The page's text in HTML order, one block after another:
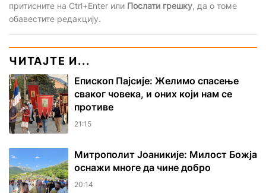
притисните на Ctrl+Enter или Послати грешку, да о томе
обавестите редакцију.
ЧИТАЈТЕ И...
Епископ Пајсије: Желимо спасење
сваког човека, и оних који нам се
противе
21:15
Митрополит Јоаникије: Милост Божја
оснажи многе да чине добро
20:14